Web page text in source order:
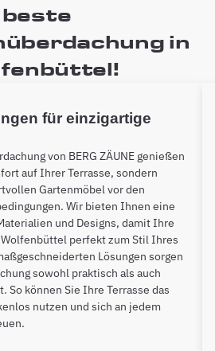
beste
in
für einzigartige
von BERG ZÄUNE genießen
auf Ihrer Terrasse, sondern
Gartenmöbel vor den
Wir bieten Ihnen eine
und Designs, damit Ihre
perfekt zum Stil Ihres
Lösungen sorgen
sowohl praktisch als auch
So können Sie Ihre Terrasse das
nutzen und sich an jedem